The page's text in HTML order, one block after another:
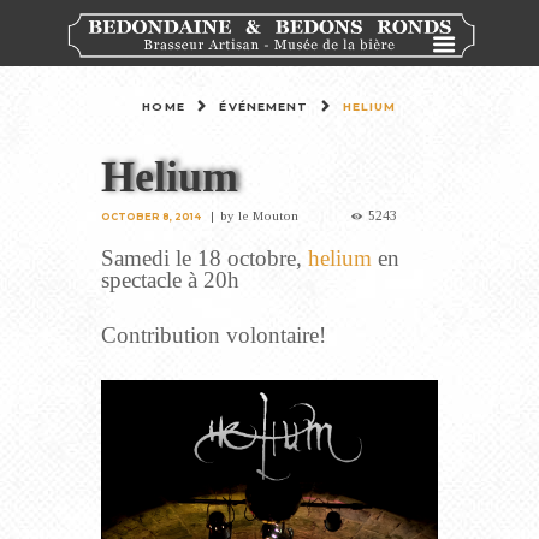
HOME ÉVÉNEMENT HELIUM
Helium
OCTOBER 8, 2014 byle Mouton 5243
Samedi le 18 octobre, helium en
spectacle à 20h
Contribution volontaire!